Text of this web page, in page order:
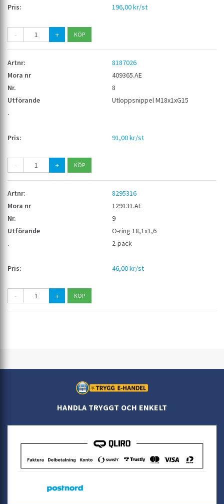
196,00 kr/st
- +
8187026
409365.AE
8
Utloppsnippel M18x1xG15
91,00 kr/st
- +
8295316
129131.AE
9
O-ring 18,1x1,6
2-pack
46,00 kr/st
- +
HANDLA TRYGGT OCH ENKELT